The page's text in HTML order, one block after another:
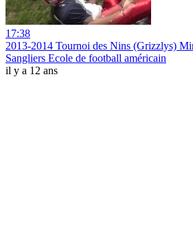
17:38
2013-2014 Tournoi des Nins (Grizzlys)
Sangliers Ecole de football américain
il y a 12 ans